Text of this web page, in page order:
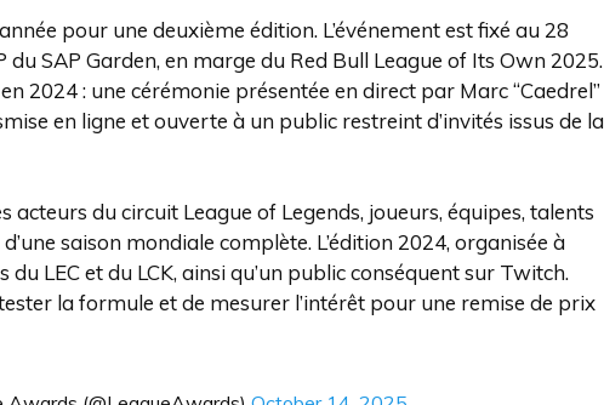
pour une deuxième édition. L’événement est fixé au 28
SAP Garden, en marge du Red Bull League of Its Own 2025.
2024 : une cérémonie présentée en direct par Marc “Caedrel”
en ligne et ouverte à un public restreint d’invités issus de la
acteurs du circuit League of Legends, joueurs, équipes, talents
saison mondiale complète. L’édition 2024, organisée à
LEC et du LCK, ainsi qu’un public conséquent sur Twitch.
la formule et de mesurer l’intérêt pour une remise de prix